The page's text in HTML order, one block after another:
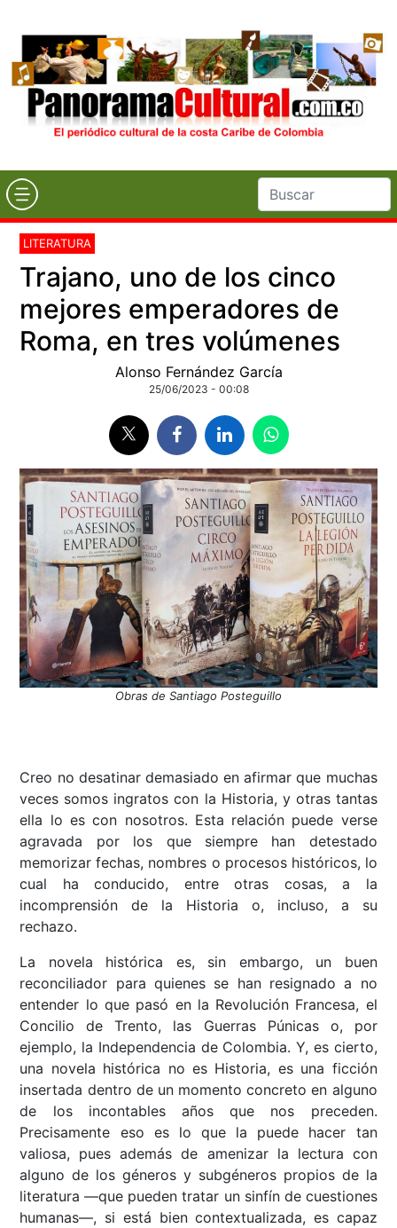
LITERATURA
Trajano, uno de los cinco
mejores emperadores de
Roma, en tres volúmenes
Alonso Fernández García
25/06/2023 - 00:08
Obras de Santiago Posteguillo
Creo no desatinar demasiado en afirmar que muchas
veces somos ingratos con la Historia, y otras tantas
ella lo es con nosotros. Esta relación puede verse
agravada por los que siempre han detestado
memorizar fechas, nombres o procesos históricos, lo
cual ha conducido, entre otras cosas, a la
incomprensión de la Historia o, incluso, a su
rechazo.
La novela histórica es, sin embargo, un buen
reconciliador para quienes se han resignado a no
entender lo que pasó en la Revolución Francesa, el
Concilio de Trento, las Guerras Púnicas o, por
ejemplo, la Independencia de Colombia. Y, es cierto,
una novela histórica no es Historia, es una ficción
insertada dentro de un momento concreto en alguno
de los incontables años que nos preceden.
Precisamente eso es lo que la puede hacer tan
valiosa, pues además de amenizar la lectura con
alguno de los géneros y subgéneros propios de la
literatura —que pueden tratar un sinfín de cuestiones
humanas—, si está bien contextualizada, es capaz